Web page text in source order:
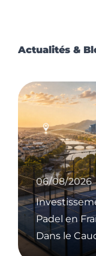
Actualités &
06/08/2026
Padel en
Dans le